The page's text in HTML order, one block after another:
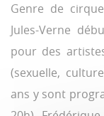
Genre de
Jules-Verne
pour des
(sexuelle,
ans y sont